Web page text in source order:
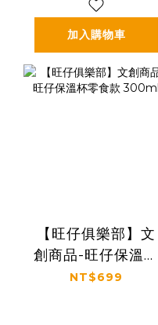
加入購物車
【旺仔俱樂部】文
創商品-旺仔保溫杯
零食款 300ml
NT$699